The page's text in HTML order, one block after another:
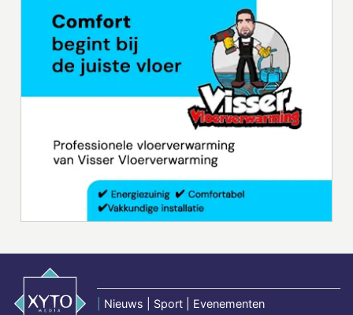
Nieuws | Sport | Evenementen